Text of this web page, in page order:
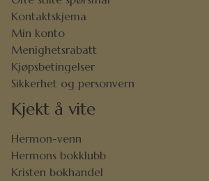
Kontaktskjema
Min konto
Menighetsrabatt
Kjøpsbetingelser
Sikkerhet og personvern
Kjekt å vite
Hermon-venn
Hermons bokklubb
Kristen bokhandel